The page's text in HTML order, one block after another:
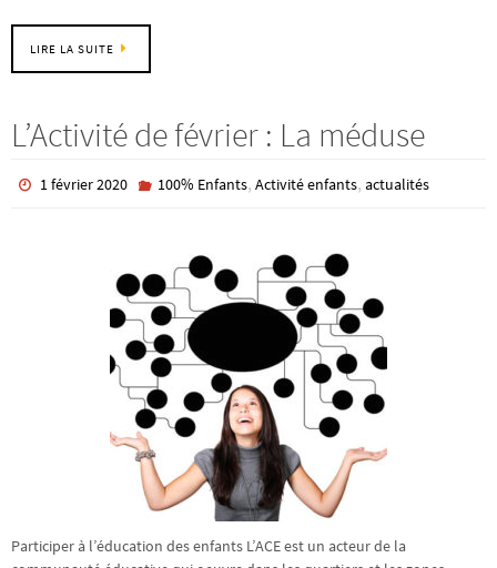
LIRE LA SUITE
L’Activité de février : La méduse
1 février 2020 100% Enfants, Activité enfants, actualités
Participer à l’éducation des enfants L’ACE est un acteur de la